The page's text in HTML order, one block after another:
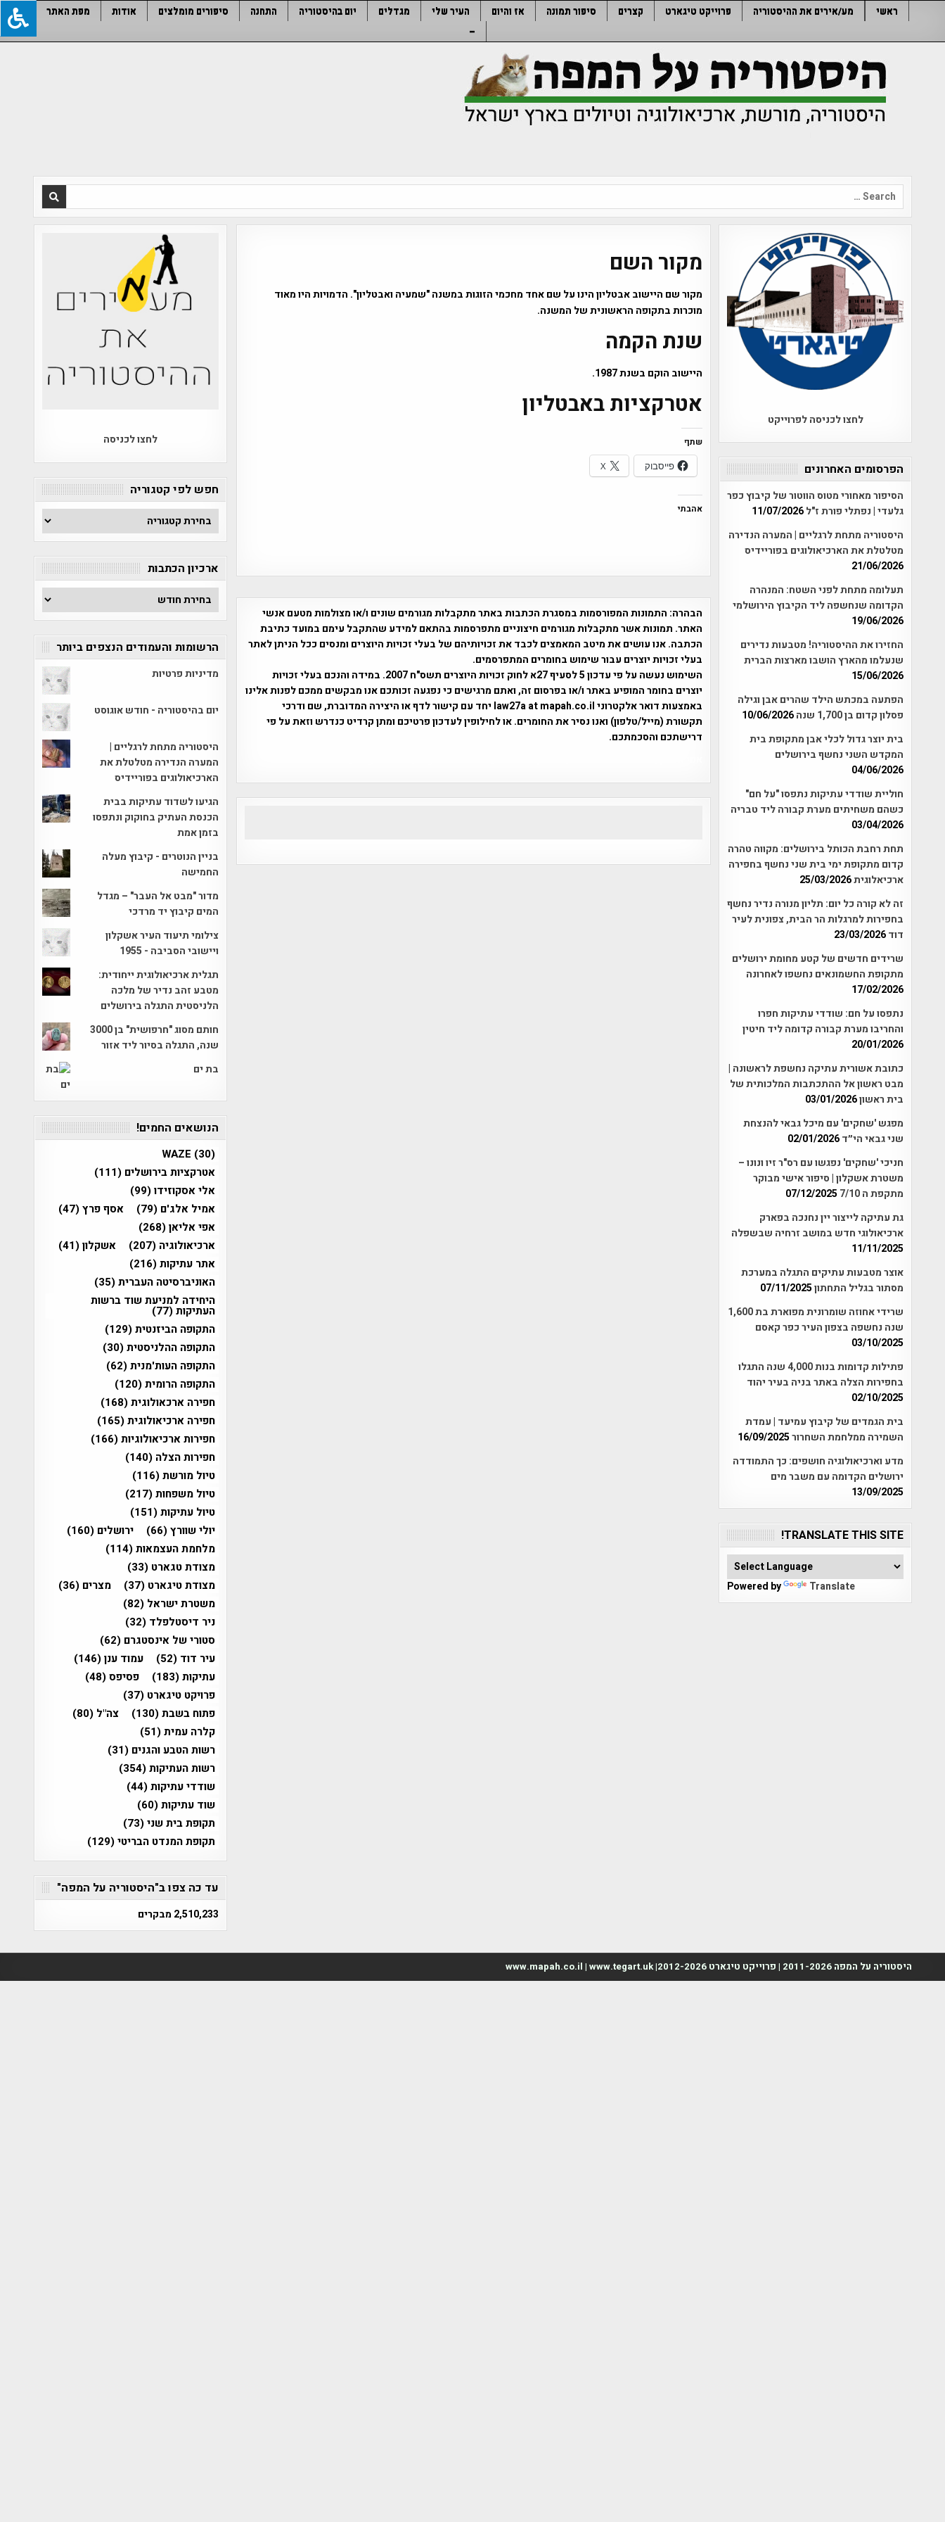
ראשי מע/אירים את ההיסטוריה פרוייקט טיגארט קצרים סיפור תמונה אז והיום העיר שלי מגדלים יום בהיסטוריה התחנה סיפורים מומלצים אודות
מפת האתר
–
Search
for:
מקור השם
מקור שם היישוב אבטליון הינו על שם אחד מחכמי הזוגות במשנה "שמעיה ואבטליון". הדמויות היו מאוד
מוכרות בתקופה הראשונית של המשנה.
שנת הקמה
היישוב הוקם בשנת 1987.
אטרקציות באבטליון
שתף
פייסבוק
X
אהבתי
הבהרה: התמונות המפורסמות במסגרת הכתבות באתר מתקבלות מגורמים שונים ו/או מצולמות מטעם אנשי
האתר. תמונות אשר מתקבלות מגורמים חיצוניים מתפרסמות בהתאם למידע שהתקבל עימם במועד כתיבת
הכתבה. אנו עושים את מיטב המאמצים לכבד את זכויותיהם של בעלי זכויות היוצרים ומנסים ככל הניתן לאתר
בעלי זכויות יוצרים עבור שימוש בחומרים המתפרסמים.
השימוש נעשה על פי עדכון 5 לסעיף 27א לחוק זכויות היוצרים תשס"ח 2007. במידה והנכם בעלי זכויות
יוצרים בחומר המופיע באתר ו/או בפרסום זה, ואתם מרגישים כי נפגעה זכותכם אנו מבקשים ממכם לפנות אלינו
באמצעות דואר אלקטרוני law27a at mapah.co.il יחד עם קישור לדף או היצירה המדוברת, שם ודרכי
תקשורת (מייל/טלפון) ואנו נסיר את החומרים. או לחילופין לעדכון פרטיכם ומתן קרדיט כנדרש וזאת על פי
דרישתכם והסכמתכם.
לחצו לכניסה לפרוייקט
הפרסומים האחרונים
הסיפור מאחורי מטוס הווטור של קיבוץ כפר
גלעדי | נפתלי פורת ז"ל11/07/2026
היסטוריה מתחת לרגליים | המערה הנדירה
מטלטלת את הארכיאולוגים בפוריידיס
21/06/2026
תעלומה מתחת לפני השטח: המנהרה
הקדומה שנחשפה ליד הקיבוץ הירושלמי
19/06/2026
החזירו את ההיסטוריה! מטבעות נדירים
שנעלמו מהארץ הושבו מארצות הברית
15/06/2026
הפתעה במכתש הילד שהרים אבן וגילה
פסלון קדום בן 1,700 שנה
10/06/2026
בית יוצר גדול לכלי אבן מתקופת בית
המקדש השני נחשף בירושלים
04/06/2026
חוליית שודדי עתיקות נתפסו "על חם"
כשהם משחיתים מערת קבורה ליד טבריה
03/04/2026
תחת רחבת הכותל בירושלים: מקווה טהרה
קדום מתקופת ימי בית שני נחשף בחפירה
ארכיאלוגית25/03/2026
זה לא קורה כל יום: תליון מנורה נדיר נחשף
בחפירות למרגלות הר הבית, צפונית לעיר
דוד23/03/2026
שרידים חדשים של קטע מחומת ירושלים
מתקופת החשמונאים נחשפו לאחרונה
17/02/2026
נתפסו על חם: שודדי עתיקות חפרו
והחריבו מערת קבורה קדומה ליד חיטין
20/01/2026
כתובת אשורית עתיקה נחשפת לראשונה |
מבט ראשון אל ההתכתבות המלכותית של
בית ראשון03/01/2026
מפגש 'שחקים' עם מיכל גבאי להנצחת
שני גבאי הי״ד02/01/2026
חניכי 'שחקים' נפגשו עם רס"ר זיו ונונו –
משטרת אשקלון | סיפור אישי מבוקר
מתקפת ה 7/10
07/12/2025
גת עתיקה לייצור יין נחנכה בפארק
ארכיאולוגי חדש במושב זרחיה שבשפלה
11/11/2025
אוצר מטבעות עתיקים התגלה במערכת
מסתור בגליל התחתון07/11/2025
שרידי אחוזה שומרונית מפוארת בת 1,600
שנה נחשפה בצפון העיר כפר קאסם
03/10/2025
פתילות קדומות בנות 4,000 שנה התגלו
בחפירות הצלה באתר בניה בעיר יהוד
02/10/2025
בית הגמדים של קיבוץ עמיעד | עמדת
השמירה ממלחמת השחרור16/09/2025
מדע וארכיאולוגיה חושפים: כך התמודדה
ירושלים הקדומה עם משבר מים
13/09/2025
TRANSLATE THIS SITE!
Powered by Translate
לחצו לכניסה
חפש לפי קטגוריה
חפש
לפי
קטגוריה
ארכיון הכתבות
ארכיון
הכתבות
הרשומות והעמודים הנצפים ביותר
מדיניות פרטיות
יום בהיסטוריה - חודש אוגוסט
היסטוריה מתחת לרגליים |
המערה הנדירה מטלטלת את
הארכיאולוגים בפוריידיס
הגיעו לשדוד עתיקות בבית
הכנסת העתיק בחוקוק ונתפסו
בזמן אמת
בניין הנוטרים - קיבוץ מעלה
החמישה
מדור "מבט אל העבר" – מגדל
המים קיבוץ יד מרדכי
צילומי תיעוד העיר אשקלון
ויישובי הסביבה - 1955
תגלית ארכיאולוגית ייחודית:
מטבע זהב נדיר של מלכה
הלניסטית התגלה בירושלים
חותם מסוג "חרפושית" בן 3000
שנה, התגלה בסיור ליד אזור
בת ים
הנושאים החמים!
WAZE (30)
אטרקציות בירושלים (111)
אלי אסקוזידו(99)
אמיל אלג'ם (79) אסף פרץ(47)
אפי אליאן(268)
ארכיאולוגיה (207) אשקלון(41)
אתר עתיקות(216)
האוניברסיטה העברית(35)
היחידה למניעת שוד ברשות
העתיקות(77)
התקופה הביזנטית(129)
התקופה ההלניסטית(30)
התקופה העות'מנית(62)
התקופה הרומית(120)
חפירה ארכאולוגית(168)
חפירה ארכיאולוגית(165)
חפירות ארכיאולוגיות(166)
חפירות הצלה (140)
טיול מורשת(116)
טיול משפחות(217)
טיול עתיקות(151)
יולי שוורץ(66) ירושלים (160)
מלחמת העצמאות(114)
מצודת טגארט (33)
מצודת טיגארט (37) מצרים (36)
משטרת ישראל (82)
ניר דיסטלפלד (32)
סטורי של אינסטגרם (62)
עיר דוד (52) עמוד ענן(146)
עתיקות(183) פסיפס(48)
פרויקט טיגארט (37)
פתוח בשבת(130) צה"ל (80)
קלרה עמית(51)
רשות הטבע והגנים (31)
רשות העתיקות(354)
שודדי עתיקות(44)
שוד עתיקות(60)
תקופת בית שני(73)
תקופת המנדט הבריטי(129)
עד כה צפו ב"היסטוריה על המפה"
2,510,233 מבקרים
היסטוריה על המפה 2011-2026 | פרוייקט טיגארט 2012-2026| www.mapah.co.il | www.tegart.uk